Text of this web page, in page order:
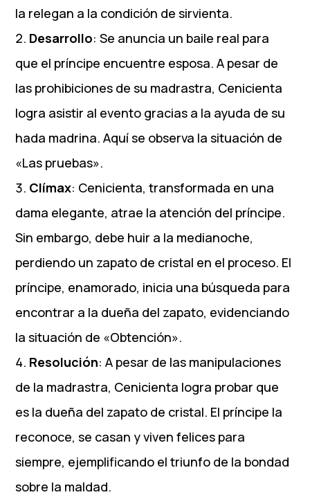
la relegan a la condición de sirvienta.
Desarrollo: Se anuncia un baile real para
que el príncipe encuentre esposa. A pesar de
las prohibiciones de su madrastra, Cenicienta
logra asistir al evento gracias a la ayuda de su
hada madrina. Aquí se observa la situación de
«Las pruebas».
Clímax: Cenicienta, transformada en una
dama elegante, atrae la atención del príncipe.
Sin embargo, debe huir a la medianoche,
perdiendo un zapato de cristal en el proceso. El
príncipe, enamorado, inicia una búsqueda para
encontrar a la dueña del zapato, evidenciando
la situación de «Obtención».
Resolución: A pesar de las manipulaciones
de la madrastra, Cenicienta logra probar que
es la dueña del zapato de cristal. El príncipe la
reconoce, se casan y viven felices para
siempre, ejemplificando el triunfo de la bondad
sobre la maldad.